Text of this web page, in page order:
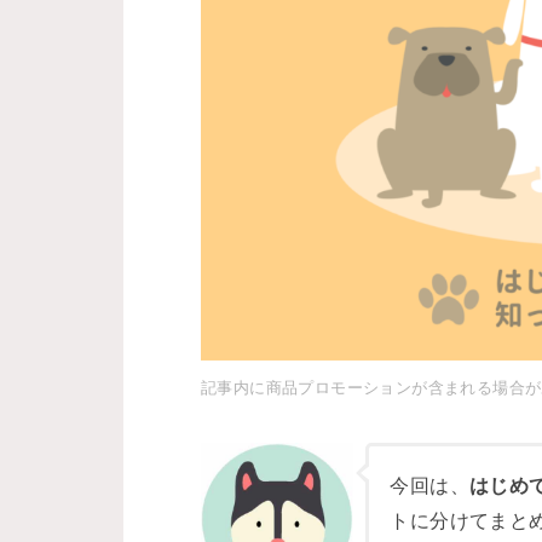
記事内に商品プロモーションが含まれる場合
今回は、 はじめ
トに分けてま